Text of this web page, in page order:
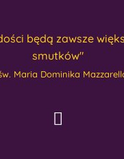
będą zawsze
smutków"
Maria Dominika